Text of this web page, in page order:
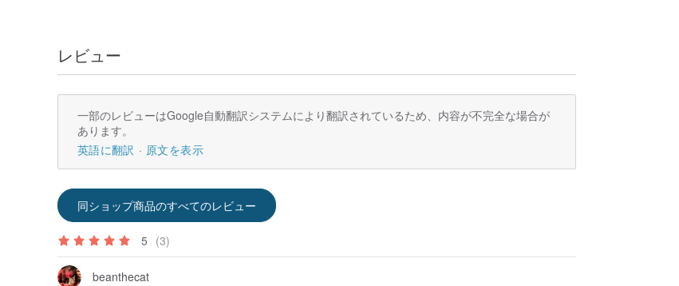
レビュー
一部のレビューはGoogle自動翻訳システムにより翻訳されているため、内容が不完全な場合が
あります。
英語に翻訳
原文を表示
同ショップ商品のすべてのレビュー
5 (3)
beanthecat